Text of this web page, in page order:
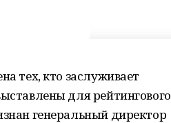
тех, кто заслуживает
для рейтингового
генеральный директор